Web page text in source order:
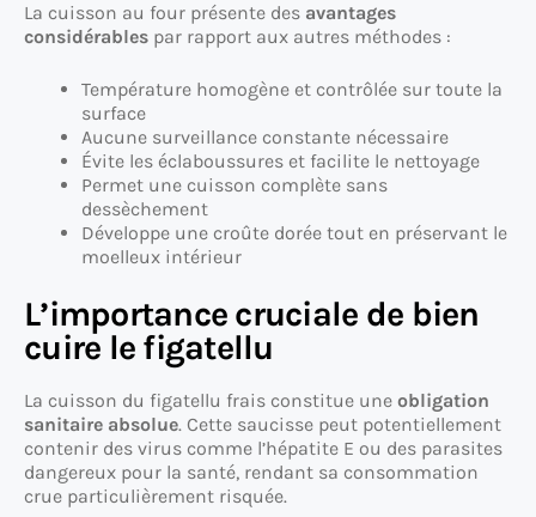
La cuisson au four présente des avantages
considérables par rapport aux autres méthodes :
Température homogène et contrôlée sur toute la
surface
Aucune surveillance constante nécessaire
Évite les éclaboussures et facilite le nettoyage
Permet une cuisson complète sans
dessèchement
Développe une croûte dorée tout en préservant le
moelleux intérieur
L’importance cruciale de bien
cuire le figatellu
La cuisson du figatellu frais constitue une obligation
sanitaire absolue. Cette saucisse peut potentiellement
contenir des virus comme l’hépatite E ou des parasites
dangereux pour la santé, rendant sa consommation
crue particulièrement risquée.